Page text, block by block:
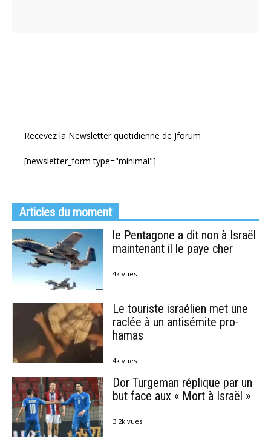
Recevez la Newsletter quotidienne de Jforum
[newsletter_form type="minimal"]
Articles du moment
le Pentagone a dit non à Israël
maintenant il le paye cher
4k vues
Le touriste israélien met une
raclée à un antisémite pro-
hamas
4k vues
Dor Turgeman réplique par un
but face aux « Mort à Israël »
3.2k vues